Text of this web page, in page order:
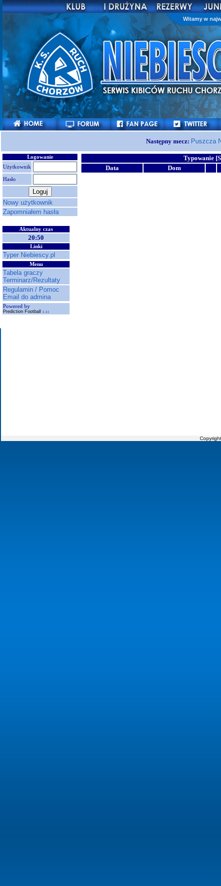
Witamy w
Następny mecz: Puszcza
Logowanie
Użytkownik
Hasło
Nowy użytkownik
Zapomniałem hasła
Aktualny czas
20:50
Linki
Typer Niebiescy.pl
Menu
Tabela graczy
Terminarz/Rezultaty
Regulamin / Pomoc
Email do admina
Powered by
Prediction Football 1.11
Typowanie
Data
Dom